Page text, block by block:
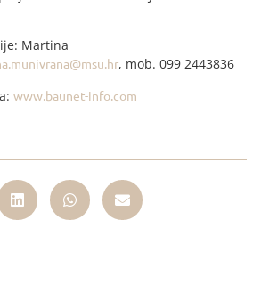
Martina
, mob. 099 2443836
www.baunet-info.com